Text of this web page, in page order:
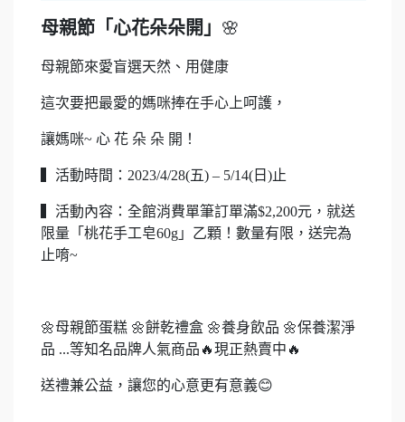
母親節「心花朵朵開」 🌸
母親節來愛盲選天然、用健康
這次要把最愛的媽咪捧在手心上呵護，
讓媽咪~ 心 花 朵 朵 開！
▍活動時間：2023/4/28(五) – 5/14(日)止
▍活動內容：全館消費單筆訂單滿$2,200元，就送
限量「桃花手工皂60g」乙顆！數量有限，送完為
止唷~
🌼母親節蛋糕 🌼餅乾禮盒 🌼養身飲品 🌼保養潔淨
品 ...等知名品牌人氣商品🔥現正熱賣中🔥
送禮兼公益，讓您的心意更有意義😊